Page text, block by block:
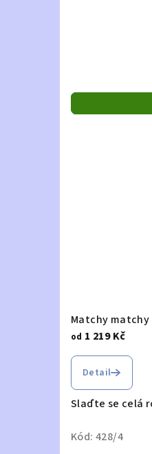
Matchy
od 1 219 Kč
Průměrné
hodnocení
produktu
je
z
Detail
Slaďte se celá
Kód: 428/4